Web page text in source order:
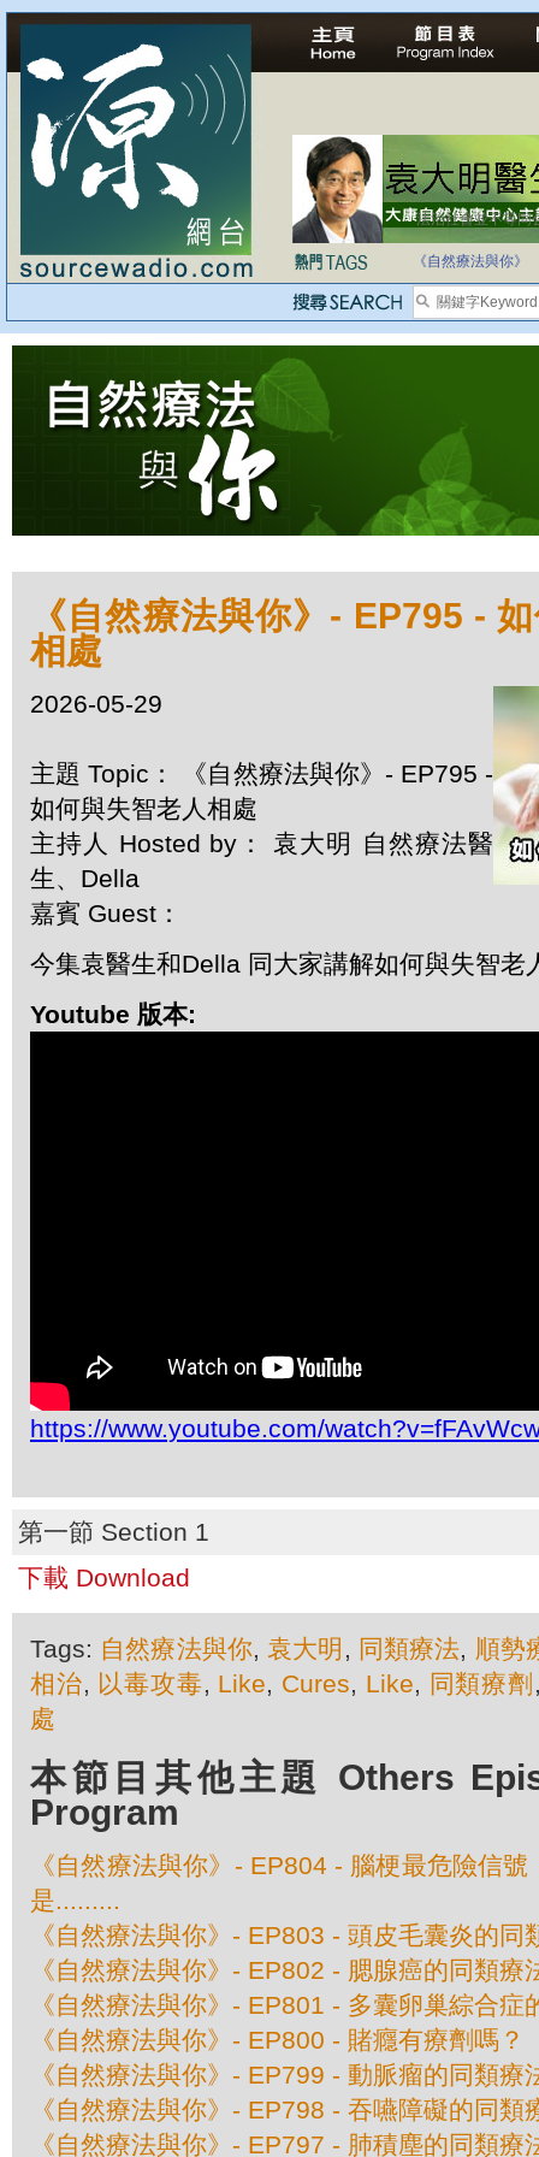
法治社會並不等同
自家教育合法化-
《自然療法與你》
《自然療法與你》- EP795 -
相處
2026-05-29
主題 Topic： 《自然療法與你》- EP795 -
如何與失智老人相處
主持人 Hosted by： 袁大明 自然療法醫
生、Della
嘉賓 Guest：
今集袁醫生和Della 同大家講解如何與失智老
Youtube 版本:
https://www.youtube.com/
第一節 Section 1
下載 Download
Tags: 自然療法與你,袁大明 , 同類療法, 順勢
相治, 以毒攻毒, Like, Cures, Like, 同類療劑
處
本節目其他主題 Others
Program
《自然療法與你》- EP804 - 腦梗最危險信
是.........
《自然療法與你》- EP803 - 頭皮毛囊炎的同
《自然療法與你》- EP802 - 腮腺癌的同類療
《自然療法與你》- EP801 - 多囊卵巢綜合症
《自然療法與你》- EP800 - 賭癮有療劑嗎？
《自然療法與你》- EP799 - 動脈瘤的同類療
《自然療法與你》- EP798 - 吞嚥障礙的同類
《自然療法與你》- EP797 - 肺積塵的同類療